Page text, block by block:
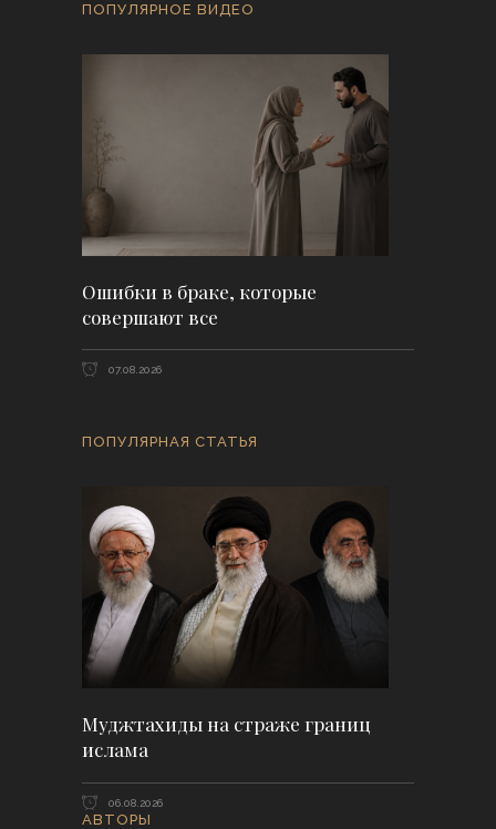
ПОПУЛЯРНОЕ ВИДЕО
Ошибки в браке, которые
совершают все
07.08.2026
ПОПУЛЯРНАЯ СТАТЬЯ
Муджтахиды на страже границ
ислама
06.08.2026
АВТОРЫ